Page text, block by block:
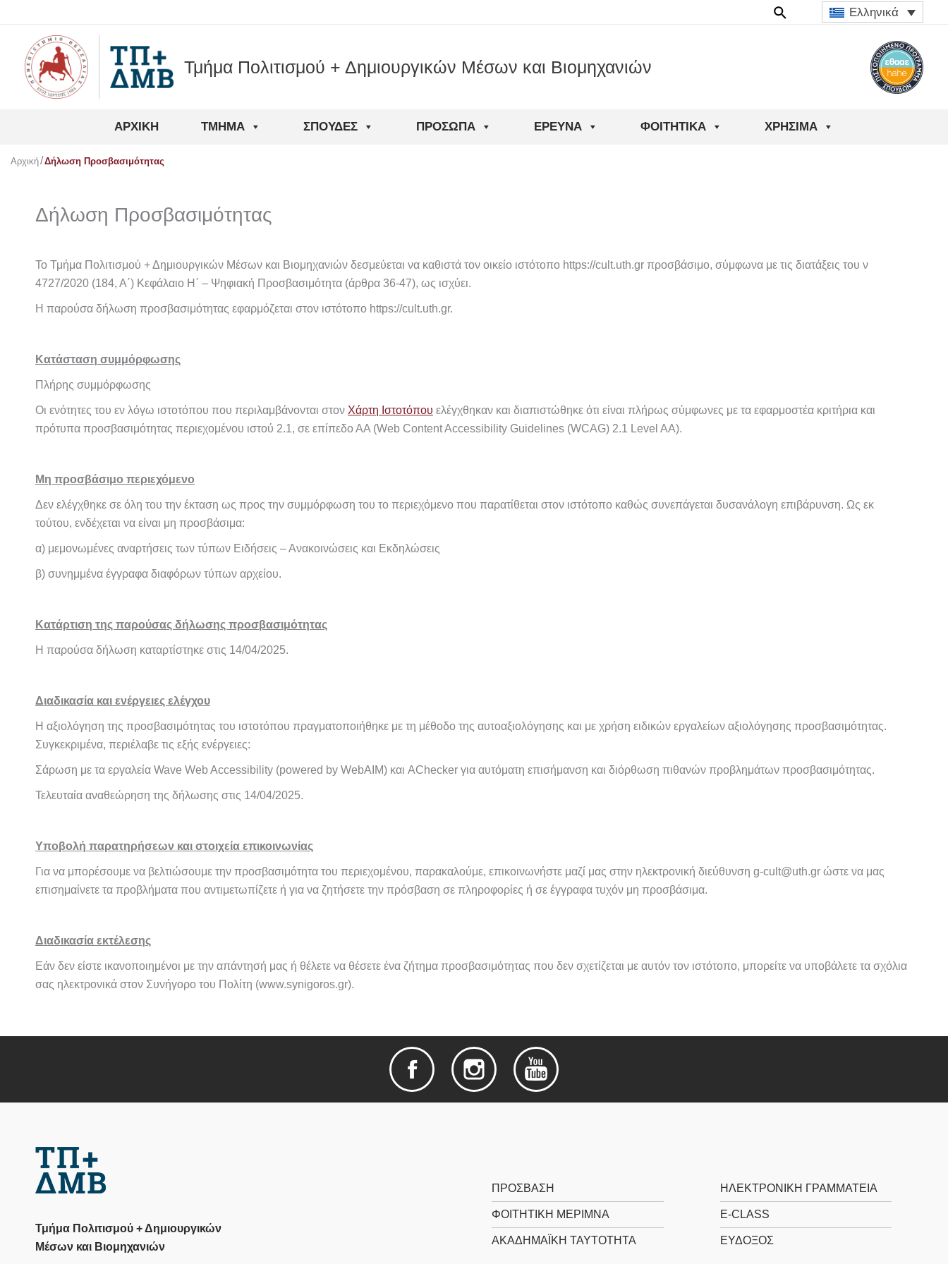
περιεχόμενο
Ελληνικά
Τμήμα Πολιτισμού + Δημιουργικών Μέσων και Βιομηχανιών
ΑΡΧΙΚΉ ΤΜΉΜΑ ΣΠΟΥΔΈΣ ΠΡΌΣΩΠΑ ΈΡΕΥΝΑ ΦΟΙΤΗΤΙΚΆ ΧΡΉΣΙΜΑ
Αρχική Δήλωση Προσβασιμότητας
Δήλωση Προσβασιμότητας
Το Τμήμα Πολιτισμού + Δημιουργικών Μέσων και Βιομηχανιών δεσμεύεται να καθιστά τον οικείο ιστότοπο https://cult.uth.gr προσβάσιμο, σύμφωνα με τις διατάξεις του ν
4727/2020 (184, Α΄) Κεφάλαιο Η΄ – Ψηφιακή Προσβασιμότητα (άρθρα 36-47), ως ισχύει.
Η παρούσα δήλωση προσβασιμότητας εφαρμόζεται στον ιστότοπο https://cult.uth.gr.
Κατάσταση συμμόρφωσης
Πλήρης συμμόρφωσης
Οι ενότητες του εν λόγω ιστοτόπου που περιλαμβάνονται στον Χάρτη Ιστοτόπου ελέγχθηκαν και διαπιστώθηκε ότι είναι πλήρως σύμφωνες με τα εφαρμοστέα κριτήρια και
πρότυπα προσβασιμότητας περιεχομένου ιστού 2.1, σε επίπεδο ΑΑ (Web Content Accessibility Guidelines (WCAG) 2.1 Level AΑ).
Μη προσβάσιμο περιεχόμενο
Δεν ελέγχθηκε σε όλη του την έκταση ως προς την συμμόρφωση του το περιεχόμενο που παρατίθεται στον ιστότοπο καθώς συνεπάγεται δυσανάλογη επιβάρυνση. Ως εκ
τούτου, ενδέχεται να είναι μη προσβάσιμα:
α) μεμονωμένες αναρτήσεις των τύπων Ειδήσεις – Ανακοινώσεις και Εκδηλώσεις
β) συνημμένα έγγραφα διαφόρων τύπων αρχείου.
Κατάρτιση της παρούσας δήλωσης προσβασιμότητας
Η παρούσα δήλωση καταρτίστηκε στις 14/04/2025.
Διαδικασία και ενέργειες ελέγχου
Η αξιολόγηση της προσβασιμότητας του ιστοτόπου πραγματοποιήθηκε με τη μέθοδο της αυτοαξιολόγησης και με χρήση ειδικών εργαλείων αξιολόγησης προσβασιμότητας.
Συγκεκριμένα, περιέλαβε τις εξής ενέργειες:
Σάρωση με τα εργαλεία Wave Web Accessibility (powered by WebAIM) και AChecker για αυτόματη επισήμανση και διόρθωση πιθανών προβλημάτων προσβασιμότητας.
Τελευταία αναθεώρηση της δήλωσης στις 14/04/2025.
Υποβολή παρατηρήσεων και στοιχεία επικοινωνίας
Για να μπορέσουμε να βελτιώσουμε την προσβασιμότητα του περιεχομένου, παρακαλούμε, επικοινωνήστε μαζί μας στην ηλεκτρονική διεύθυνση g-cult@uth.gr ώστε να μας
επισημαίνετε τα προβλήματα που αντιμετωπίζετε ή για να ζητήσετε την πρόσβαση σε πληροφορίες ή σε έγγραφα τυχόν μη προσβάσιμα.
Διαδικασία εκτέλεσης
Εάν δεν είστε ικανοποιημένοι με την απάντησή μας ή θέλετε να θέσετε ένα ζήτημα προσβασιμότητας που δεν σχετίζεται με αυτόν τον ιστότοπο, μπορείτε να υποβάλετε τα σχόλια
σας ηλεκτρονικά στον Συνήγορο του Πολίτη (www.synigoros.gr).
Τμήμα Πολιτισμού + Δημιουργικών
Μέσων και Βιομηχανιών
ΠΡΌΣΒΑΣΗ
ΦΟΙΤΗΤΙΚΉ ΜΈΡΙΜΝΑ
ΑΚΑΔΗΜΑΪΚΉ ΤΑΥΤΌΤΗΤΑ
ΗΛΕΚΤΡΟΝΙΚΉ ΓΡΑΜΜΑΤΕΊΑ
E-CLASS
ΕΎΔΟΞΟΣ